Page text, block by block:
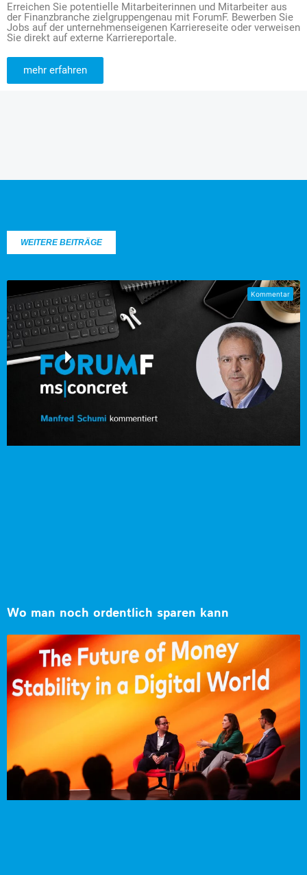
Erreichen Sie potentielle Mitarbeiterinnen und Mitarbeiter aus
der Finanzbranche zielgruppengenau mit ForumF. Bewerben Sie
Jobs auf der unternehmenseigenen Karriereseite oder verweisen
Sie direkt auf externe Karriereportale.
mehr erfahren
WEITERE BEITRÄGE
Wo man noch ordentlich sparen kann